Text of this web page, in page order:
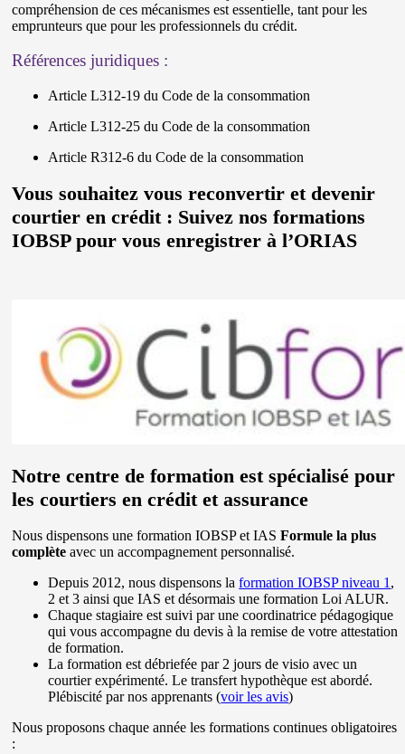
compréhension de ces mécanismes est essentielle, tant pour les
emprunteurs que pour les professionnels du crédit.
Références juridiques :
Article L312-19 du Code de la consommation
Article L312-25 du Code de la consommation
Article R312-6 du Code de la consommation
Vous souhaitez vous reconvertir et devenir
courtier en crédit : Suivez nos formations
IOBSP pour vous enregistrer à l’ORIAS
Notre centre de formation est spécialisé pour
les courtiers en crédit et assurance
Nous dispensons une formation IOBSP et IASFormule la plus
complète avec un accompagnement personnalisé.
Depuis 2012, nous dispensons laformation IOBSP niveau 1 ,
2 et 3 ainsi que IAS et désormais une formation Loi ALUR.
Chaque stagiaire est suivi par une coordinatrice pédagogique
qui vous accompagne du devis à la remise de votre attestation
de formation.
La formation est débriefée par 2 jours de visio avec un
courtier expérimenté. Le transfert hypothèque est abordé.
Plébiscité par nos apprenants (voir les avis)
Nous proposons chaque année les formations continues obligatoires
: